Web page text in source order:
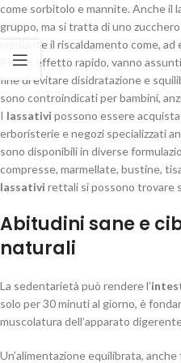
come sorbitolo e mannite. Anche il
gruppo, ma si tratta di uno
mediante il riscaldamento come,
Per un effetto rapido, vanno
fine di evitare disidratazione e
sono controindicati per bambini,
I lassativi possono essere
erboristerie e negozi specializzati
sono disponibili in diverse
compresse, marmellate, bustine,
lassativi rettali si possono trovare
Abitudini sane e
naturali
La sedentarietà può rendere l’
solo per 30 minuti al giorno, è
muscolatura dell’apparato
Un’alimentazione equilibrata,